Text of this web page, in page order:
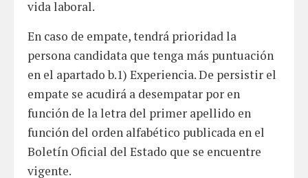
vida laboral.
En caso de empate, tendrá prioridad la
persona candidata que tenga más puntuación
en el apartado b.1) Experiencia. De persistir el
empate se acudirá a desempatar por en
función de la letra del primer apellido en
función del orden alfabético publicada en el
Boletín Oficial del Estado que se encuentre
vigente.